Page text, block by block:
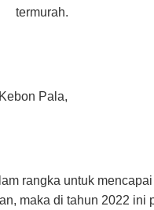
termurah.
Pala,
rangka untuk
maka di tahun 2022 ini